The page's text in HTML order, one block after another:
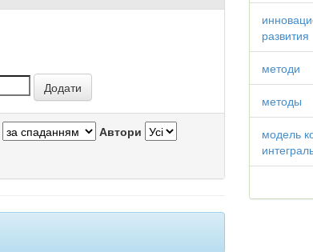
Автори
развития
методи
методы
модель